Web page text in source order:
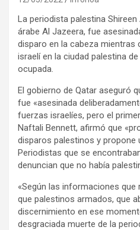
La periodista palestina
árabe Al Jazeera, fue
disparo en la cabeza mientras
israelí en la ciudad palestina
ocupada.
El gobierno de Qatar aseguró
fue «asesinada
fuerzas israelíes, pero el
Naftali Bennett, afirmó que
disparos palestinos y propone
Periodistas que se
denuncian que no había
«Según las informaciones que
que palestinos armados, que
discernimiento en ese
desgraciada muerte de la